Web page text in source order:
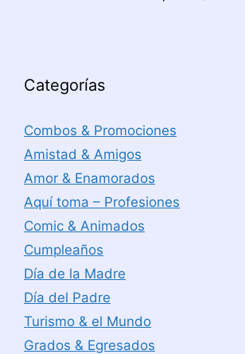
Categorías
Combos & Promociones
Amistad & Amigos
Amor & Enamorados
Aquí toma – Profesiones
Comic & Animados
Cumpleaños
Día de la Madre
Día del Padre
Turismo & el Mundo
Grados & Egresados